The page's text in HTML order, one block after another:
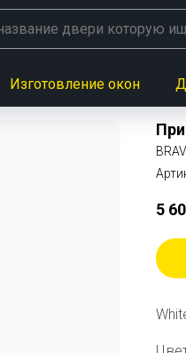
Изготовление окон
5